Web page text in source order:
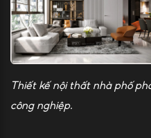
Thiết kế nội thất nhà phố
công nghiệp.